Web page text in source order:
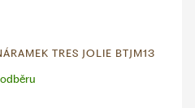
TRES JOLIE BTJM13